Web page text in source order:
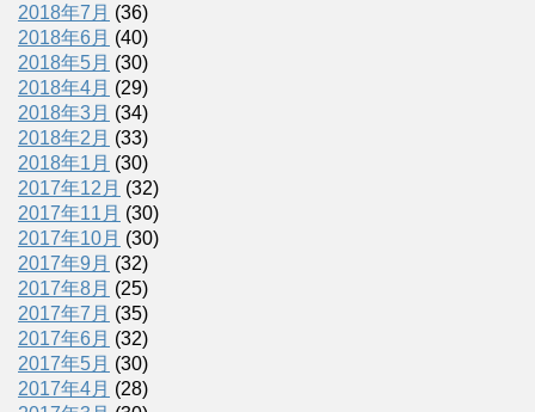
2018年7月 (36)
2018年6月 (40)
2018年5月 (30)
2018年4月 (29)
2018年3月 (34)
2018年2月 (33)
2018年1月 (30)
2017年12月 (32)
2017年11月 (30)
2017年10月 (30)
2017年9月 (32)
2017年8月 (25)
2017年7月 (35)
2017年6月 (32)
2017年5月 (30)
2017年4月 (28)